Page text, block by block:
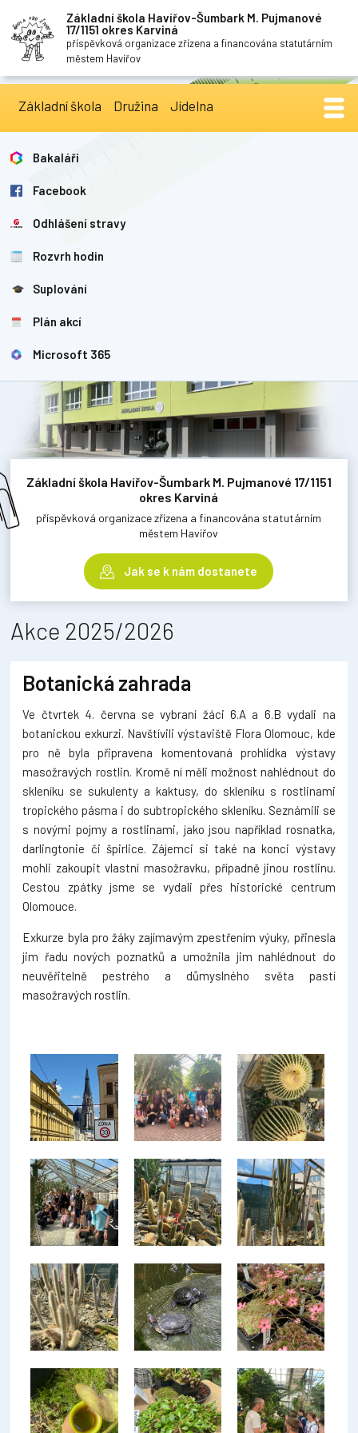
Základní škola Havířov-Šumbark M. Pujmanové
17/1151 okres Karviná
příspěvková organizace zřízena a financována statutárním
městem Havířov
Základní škola Družina Jídelna
Bakaláři
Facebook
Odhlášení stravy
Rozvrh hodin
Suplování
Plán akcí
Microsoft 365
Základní škola Havířov-Šumbark M. Pujmanové 17/1151
okres Karviná
příspěvková organizace zřízena a financována statutárním
městem Havířov
Jak se k nám dostanete
Akce 2025/2026
Botanická zahrada
Ve čtvrtek 4. června se vybraní žáci 6.A a 6.B vydali na
botanickou exkurzi. Navštívili výstaviště Flora Olomouc, kde
pro ně byla připravena komentovaná prohlídka výstavy
masožravých rostlin. Kromě ní měli možnost nahlédnout do
skleníku se sukulenty a kaktusy, do skleníku s rostlinami
tropického pásma i do subtropického skleníku. Seznámili se
s novými pojmy a rostlinami, jako jsou například rosnatka,
darlingtonie či špirlice. Zájemci si také na konci výstavy
mohli zakoupit vlastní masožravku, případně jinou rostlinu.
Cestou zpátky jsme se vydali přes historické centrum
Olomouce.
Exkurze byla pro žáky zajímavým zpestřením výuky, přinesla
jim řadu nových poznatků a umožnila jim nahlédnout do
neuvěřitelně pestrého a důmyslného světa pastí
masožravých rostlin.